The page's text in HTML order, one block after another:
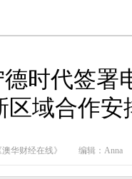
时代签署
区域合作安
华财经在线》 编辑：Anna